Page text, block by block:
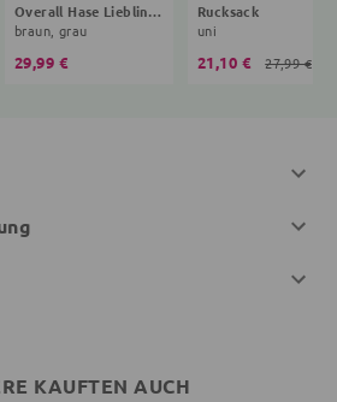
Overall Hase Lieblingsstücke
braun, grau
29,99 €
Rucksack
uni
21,10 € 27,99 €
KAUFTEN AUCH